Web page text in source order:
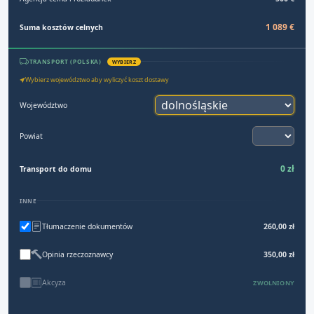
Suma kosztów celnych 1 089 €
TRANSPORT (POLSKA) WYBIERZ
Wybierz województwo aby wyliczyć koszt dostawy
Województwo
Powiat
Transport do domu 0 zł
INNE
Tłumaczenie dokumentów 260,00 zł
Opinia rzeczoznawcy 350,00 zł
Akcyza ZWOLNIONY